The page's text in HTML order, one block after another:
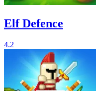
Elf Defence
4.2